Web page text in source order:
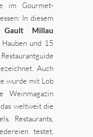
im Gourmet-
In diesem
Gault Millau
und 15
Auch
wurde mit Lob
Weinmagazin
das weltweit die
Restaurants,
testet,